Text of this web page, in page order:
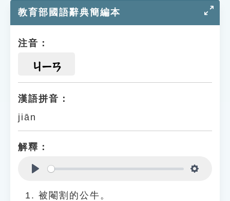
教育部國語辭典簡編本
注音：
ㄐㄧㄢ
漢語拼音：
jiān
解釋：
被閹割的公牛。